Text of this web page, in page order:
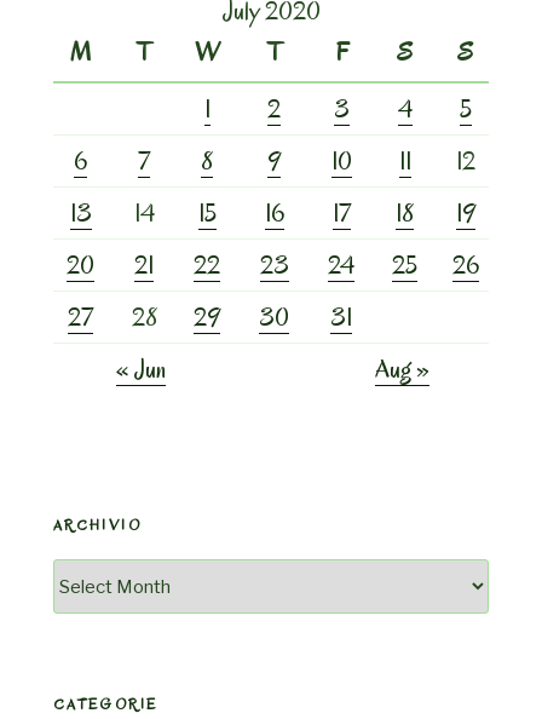
July 2020
M
T W T F S
S
1
2 3 4
5
6
7 8 9 10 11
12
13
14 15 16 17 18
19
20
21 22 23 24 25
26
27
28 29 30
31
« Jun
Aug »
ARCHIVIO
Archivio
CATEGORIE